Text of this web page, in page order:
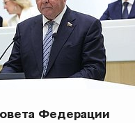
Федерации